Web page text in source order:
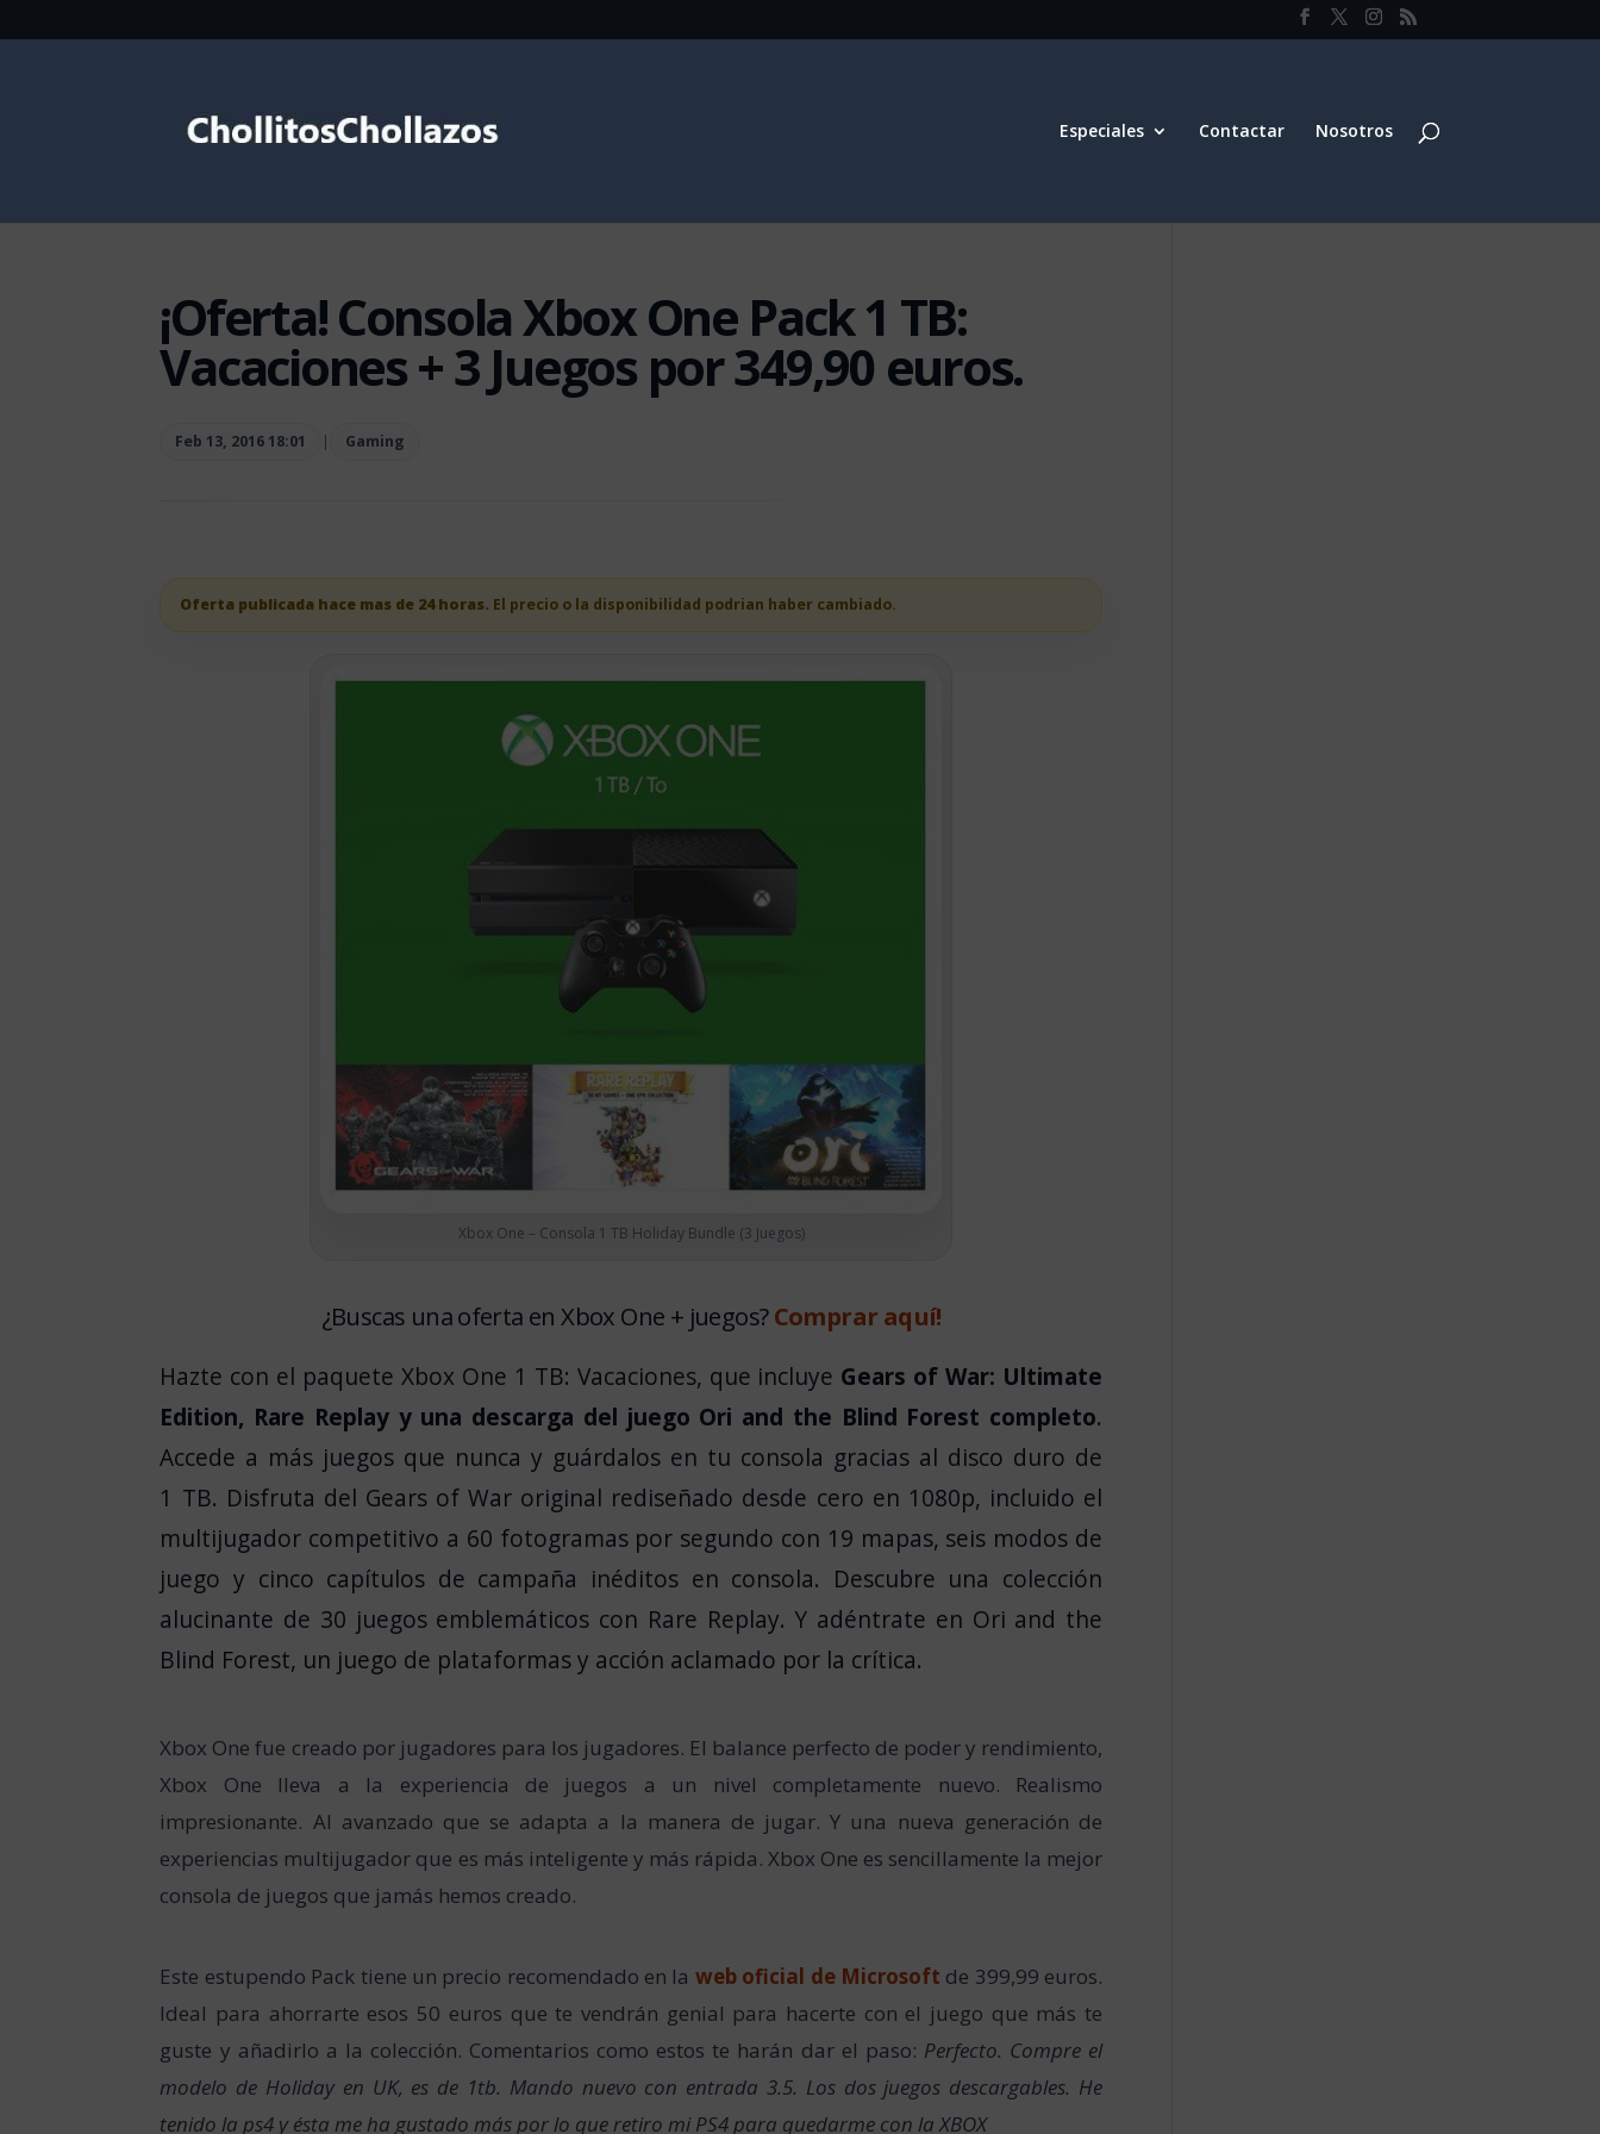
Especiales Contactar Nosotros
¡Oferta! Consola Xbox One Pack 1 TB:
Vacaciones + 3 Juegos por 349,90 euros.
Feb 13, 2016 18:01 | Gaming
Oferta publicada hace mas de 24 horas. El precio o la disponibilidad podrian haber cambiado.
Xbox One – Consola 1 TB Holiday Bundle (3 Juegos)
¿Buscas una oferta en Xbox One + juegos?Comprar aquí!
Hazte con el paquete Xbox One 1 TB: Vacaciones, que incluye Gears of War: Ultimate
Edition, Rare Replay y una descarga del juego Ori and the Blind Forest completo.
Accede a más juegos que nunca y guárdalos en tu consola gracias al disco duro de
1 TB. Disfruta del Gears of War original rediseñado desde cero en 1080p, incluido el
multijugador competitivo a 60 fotogramas por segundo con 19 mapas, seis modos de
juego y cinco capítulos de campaña inéditos en consola. Descubre una colección
alucinante de 30 juegos emblemáticos con Rare Replay. Y adéntrate en Ori and the
Blind Forest, un juego de plataformas y acción aclamado por la crítica.
Xbox One fue creado por jugadores para los jugadores. El balance perfecto de poder y rendimiento,
Xbox One lleva a la experiencia de juegos a un nivel completamente nuevo. Realismo
impresionante. AI avanzado que se adapta a la manera de jugar. Y una nueva generación de
experiencias multijugador que es más inteligente y más rápida. Xbox One es sencillamente la mejor
consola de juegos que jamás hemos creado.
Este estupendo Pack tiene un precio recomendado en la web oficial de Microsoft de 399,99 euros.
Ideal para ahorrarte esos 50 euros que te vendrán genial para hacerte con el juego que más te
guste y añadirlo a la colección. Comentarios como estos te harán dar el paso: Perfecto. Compre el
modelo de Holiday en UK, es de 1tb. Mando nuevo con entrada 3.5. Los dos juegos descargables. He
tenido la ps4 y ésta me ha gustado más por lo que retiro mi PS4 para quedarme con la XBOX